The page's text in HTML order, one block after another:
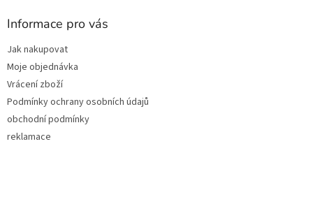
Informace pro vás
Jak nakupovat
Moje objednávka
Vrácení zboží
Podmínky ochrany osobních údajů
obchodní podmínky
reklamace